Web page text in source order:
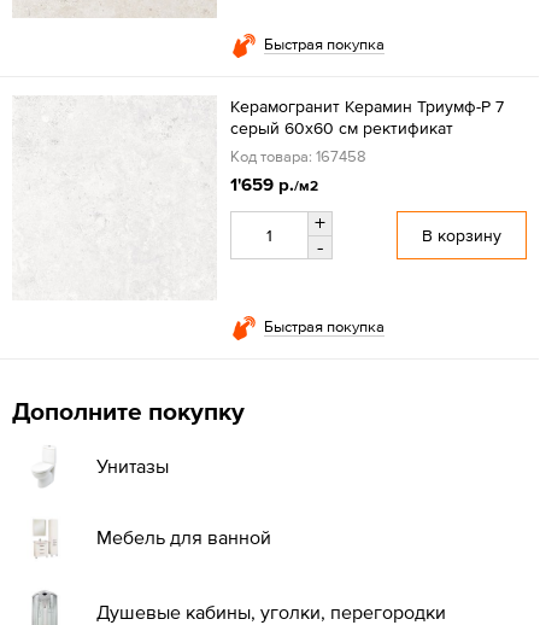
Быстрая покупка
Керамогранит Керамин Триумф-Р 7
серый 60x60 см ректификат
Код товара: 167458
1'659 р./м2
+
-
В корзину
Быстрая покупка
Дополните покупку
Унитазы
Мебель для ванной
Душевые кабины, уголки, перегородки